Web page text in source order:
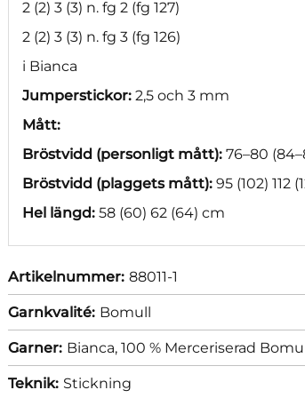
2 (2) 3 (3) n. fg 2 (fg 127)
2 (2) 3 (3) n. fg 3 (fg 126)
i Bianca
Jumperstickor: 2,5 och 3 mm
Mått:
Bröstvidd (personligt mått): 76–80
Bröstvidd (plaggets mått): 95 (102) 112
Hel längd: 58 (60) 62 (64) cm
Artikelnummer: 88011-1
Garnkvalité: Bomull
Garner: Bianca, 100 % Merceriserad
Teknik: Stickning